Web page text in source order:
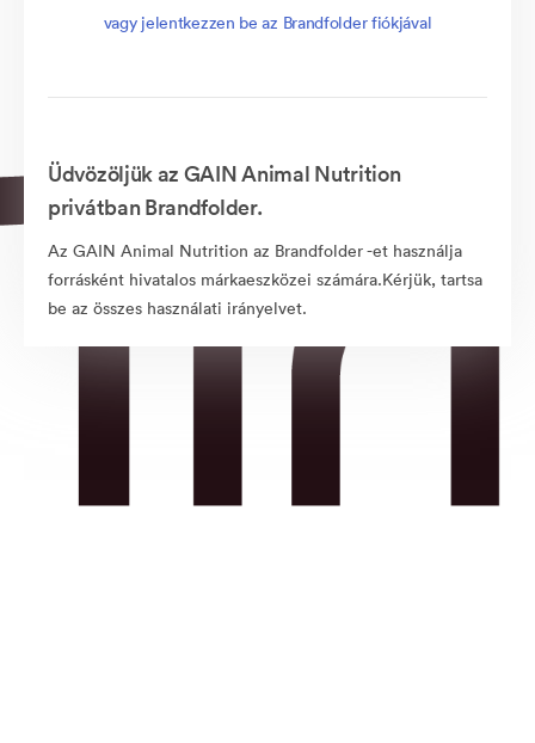
vagy jelentkezzen be az Brandfolder fiókjával
Üdvözöljük az GAIN Animal Nutrition
privátban Brandfolder.
Az GAIN Animal Nutrition az Brandfolder -et használja
forrásként hivatalos márkaeszközei számára.Kérjük, tartsa
be az összes használati irányelvet.